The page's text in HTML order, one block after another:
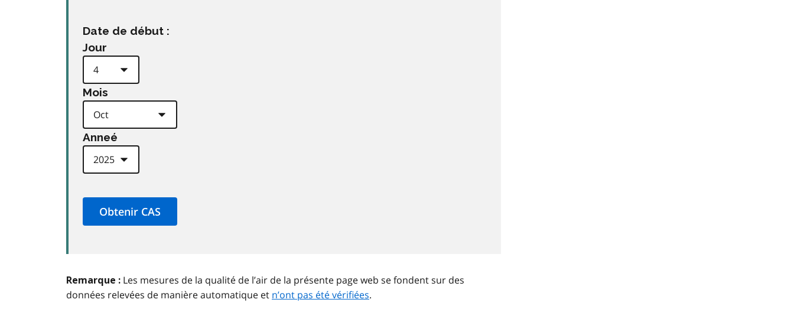
Date de début :
Jour
Mois
Anneé
Remarque : Les mesures de la qualité de l’air de la présente page web se fondent sur des
données relevées de manière automatique et n’ont pas été vérifiées.